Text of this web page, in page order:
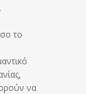
το
να